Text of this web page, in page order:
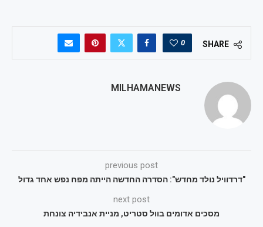
SHARE
0
MILHAMANEWS
previous post
"דרדוויל נולד מחדש": הסדרה החדשה הייתה מפח נפש אחד גדול
next post
מסכים אדומים בוול סטריט, מניית אנבידיה צונחת